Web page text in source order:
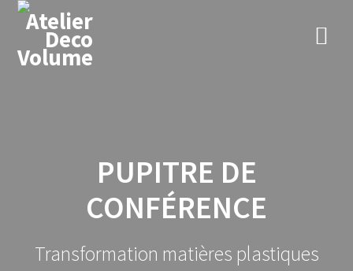
PUPITRE DE
CONFÉRENCE
Transformation matières plastiques